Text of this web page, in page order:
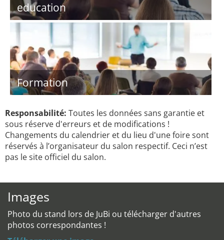
education
Formation
Responsabilité: Toutes les données sans garantie et
sous réserve d'erreurs et de modifications !
Changements du calendrier et du lieu d'une foire sont
réservés à l’organisateur du salon respectif. Ceci n’est
pas le site officiel du salon.
Images
Photo du stand lors de JuBi ou télécharger d'autres
photos correspondantes !